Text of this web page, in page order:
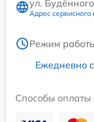
ул.
Адрес
Режим
Ежедневно
Способы оплаты